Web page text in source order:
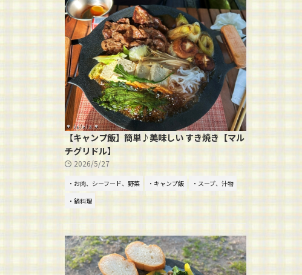
【キャンプ飯】簡単♪美味しい すき焼き【マル
チグリドル】
2026/5/27
・お肉、シーフード、野菜 ・キャンプ飯
・スープ、汁物
・鍋料理